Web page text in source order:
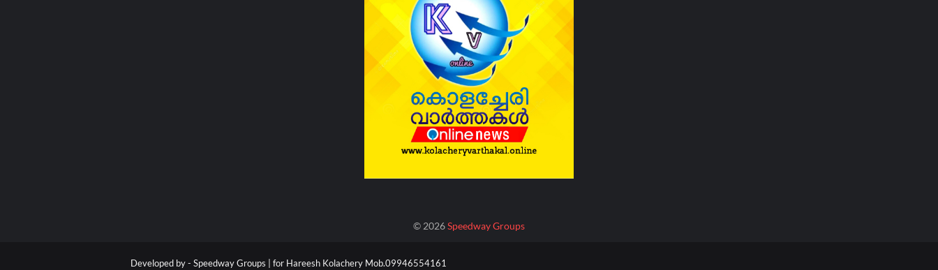
© 2026Speedway Groups
Developed by - Speedway Groups | for Hareesh Kolachery Mob.09946554161